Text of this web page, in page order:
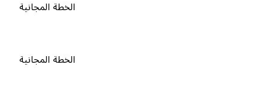
الخطة المجانية
الخطة المجانية